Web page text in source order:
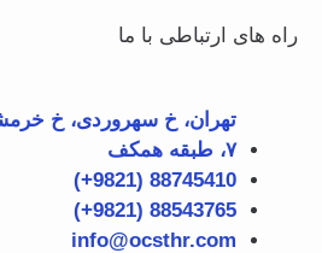
راه های ارتباطی با ما
تهران، خ سهروردی، خ
۷، طبقه همکف
88745410 (9821+)
88543765 (9821+)
info@ocsthr.com